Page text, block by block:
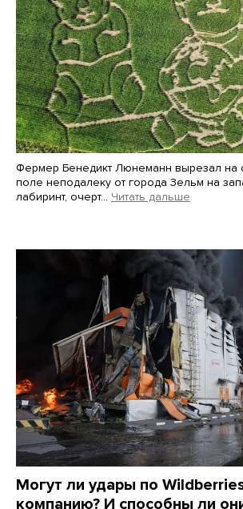
Фермер Бенедикт Люнеманн вырезал на
поле неподалеку от города Зельм на
лабиринт, очерт… Читать дальше
Могут ли удары по
компанию? И способны ли